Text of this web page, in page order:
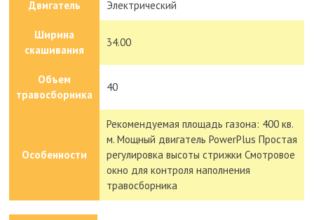
Двигатель Электрический
Ширина
скашивания
34.00
Объем
травосборника
40
Особенности
Рекомендуемая площадь газона: 400 кв.
м. Мощный двигатель PowerPlus Простая
регулировка высоты стрижки Смотровое
окно для контроля наполнения
травосборника